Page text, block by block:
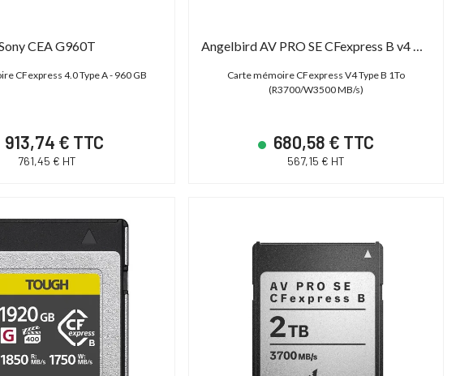
CEA G960T
CFexpress 4.0 Type A - 960 GB
913,74 € TTC
761,45 € HT
Angelbird AV PRO SE CFexpress B v4 MK2 1 TB
Carte mémoire CFexpress V4 Type B 1To
(R3700/W3500 MB/s)
680,58 € TTC
567,15 € HT